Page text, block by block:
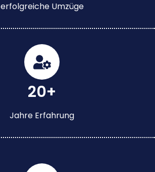
erfolgreiche Umzüge
20+
Jahre Erfahrung